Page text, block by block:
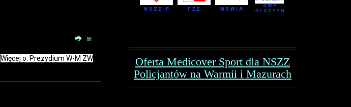
Więcej o: Prezydium W-M ZW
Oferta Medicover Sport dla NSZZ
Policjantów na Warmii i Mazurach